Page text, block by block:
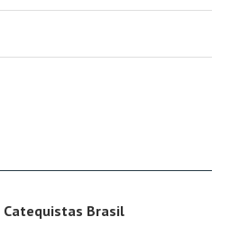
Catequistas Brasil